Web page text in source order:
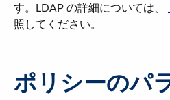
す。LDAP の詳細については、
照してください。
ポリシーのパ